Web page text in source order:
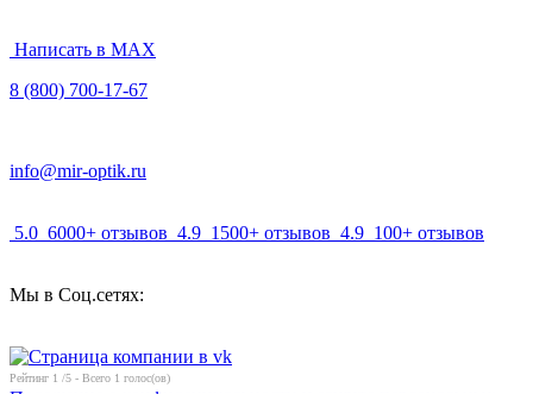
Написать в MAX
8 (800) 700-17-67
info@mir-optik.ru
5.0 6000+ отзывов 4.9 1500+ отзывов 4.9 100+ отзывов
Мы в Соц.сетях:
Рейтинг 1 /5 - Всего 1 голос(ов)